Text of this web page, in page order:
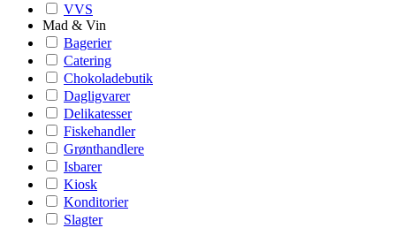
VVS
Mad & Vin
Bagerier
Catering
Chokoladebutik
Dagligvarer
Delikatesser
Fiskehandler
Grønthandlere
Isbarer
Kiosk
Konditorier
Slagter